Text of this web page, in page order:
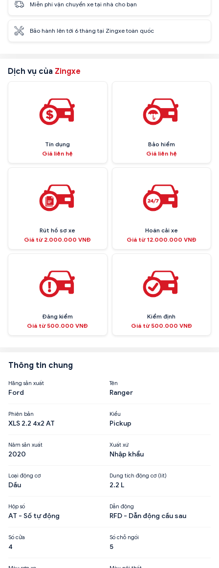
Miễn phí vận chuyển xe tại nhà cho bạn
Bảo hành lên tới 6 tháng tại Zingxe toàn quốc
Dịch vụ của Zingxe
Tín dụng
Giá liên hệ
Bảo hiểm
Giá liên hệ
Rút hồ sơ xe
Giá từ 2.000.000 VNĐ
Hoán cải xe
Giá từ 12.000.000 VNĐ
Đăng kiểm
Giá từ 500.000 VNĐ
Kiểm định
Giá từ 500.000 VNĐ
Thông tin chung
Hãng sản xuất
Ford
Tên
Ranger
Phiên bản
XLS 2.2 4x2 AT
Kiểu
Pickup
Năm sản xuất
2020
Xuất xứ
Nhập khẩu
Loại động cơ
Dầu
Dung tích động cơ (lít)
2.2 L
Hộp số
AT - Số tự động
Dẫn động
RFD - Dẫn động cầu sau
Số cửa
4
Số chỗ ngồi
5